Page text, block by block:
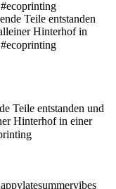
Teile entstanden und
Hinterhof in einer